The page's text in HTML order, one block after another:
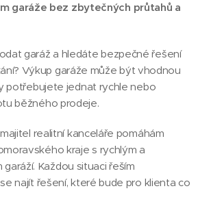
garáže bez zbytečných průtahů a
garáž a hledáte bezpečné řešení
Výkup garáže může být vhodnou
potřebujete jednat rychle nebo
běžného prodeje.
realitní kanceláře pomáhám
kraje s rychlým a
Každou situaci řeším
najít řešení, které bude pro klienta co